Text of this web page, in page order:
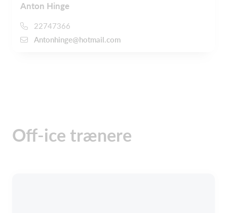
Anton Hinge
22747366
Antonhinge@hotmail.com
Off-ice trænere